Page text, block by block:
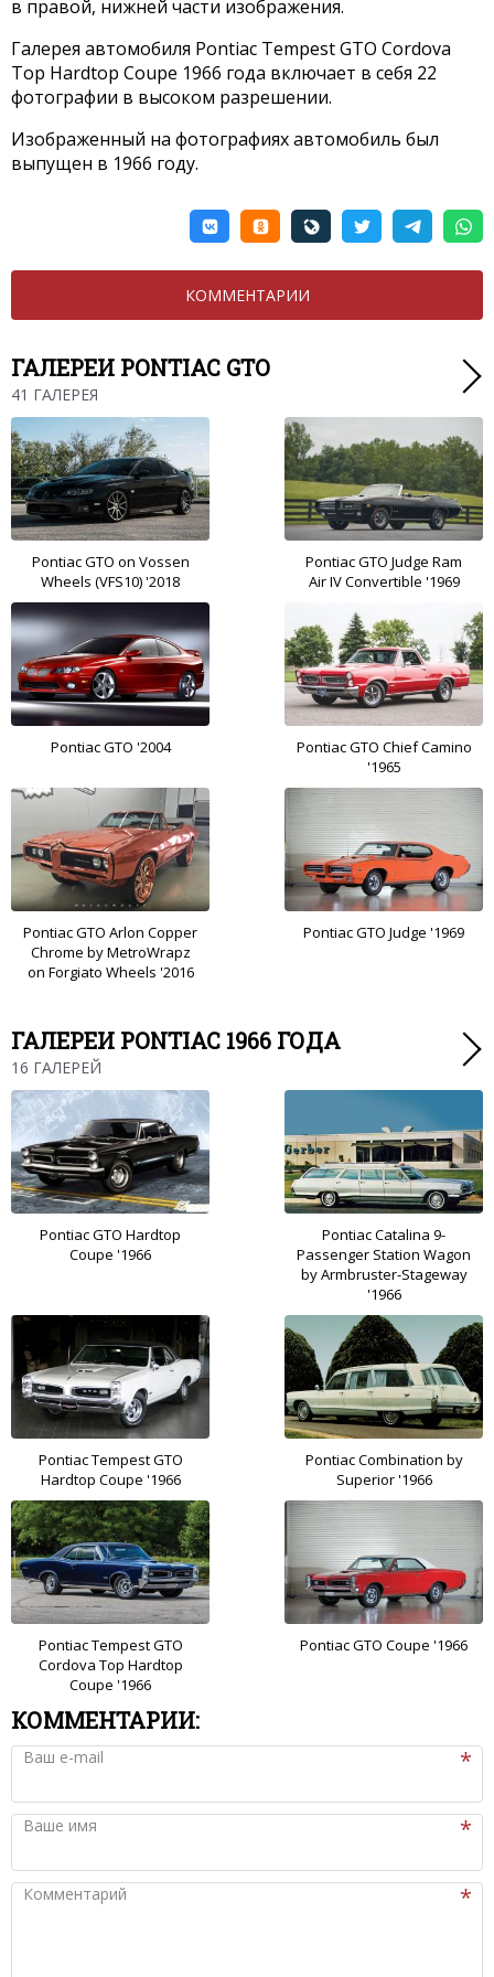
в правой, нижней части изображения.
Галерея автомобиля Pontiac Tempest GTO Cordova
Top Hardtop Coupe 1966 года включает в себя 22
фотографии в высоком разрешении.
Изображенный на фотографиях автомобиль был
выпущен в 1966 году.
КОММЕНТАРИИ
ГАЛЕРЕИ PONTIAC GTO
41 ГАЛЕРЕЯ
Pontiac GTO on Vossen
Wheels (VFS10) '2018
Pontiac GTO Judge Ram
Air IV Convertible '1969
Pontiac GTO '2004
Pontiac GTO Chief Camino
'1965
Pontiac GTO Arlon Copper
Chrome by MetroWrapz
on Forgiato Wheels '2016
Pontiac GTO Judge '1969
ГАЛЕРЕИ PONTIAC 1966 ГОДА
16 ГАЛЕРЕЙ
Pontiac GTO Hardtop
Coupe '1966
Pontiac Catalina 9-
Passenger Station Wagon
by Armbruster-Stageway
'1966
Pontiac Tempest GTO
Hardtop Coupe '1966
Pontiac Combination by
Superior '1966
Pontiac Tempest GTO
Cordova Top Hardtop
Coupe '1966
Pontiac GTO Coupe '1966
КОММЕНТАРИИ:
Ваш e-mail
Ваше имя
Комментарий